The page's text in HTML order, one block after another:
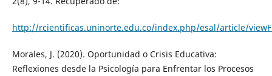
http://rcientificas.uninorte.edu.co/index.php/esal/article/
Morales, J. (2020). Oportunidad o Crisis Educativa:
Reflexiones desde la Psicología para Enfrentar los Procesos